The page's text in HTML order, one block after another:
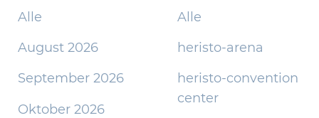
Alle
August 2026
September 2026
Oktober 2026
Alle
heristo-arena
heristo-convention
center